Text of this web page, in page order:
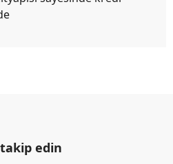
edin